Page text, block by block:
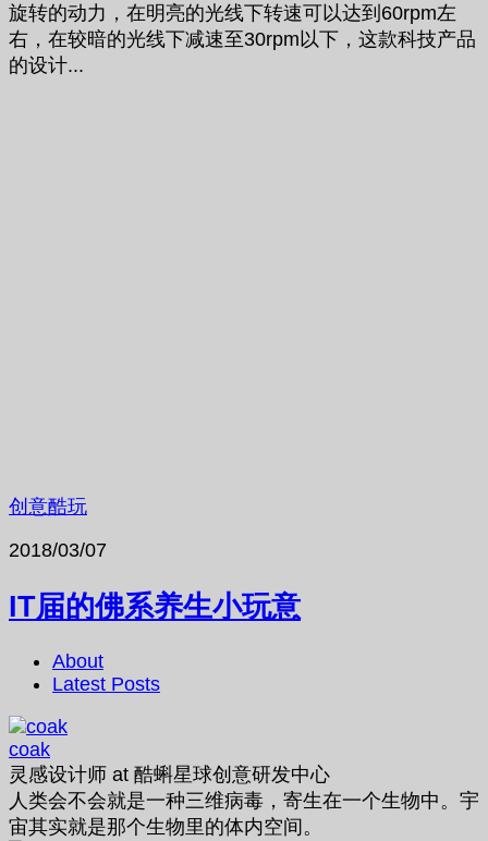
旋转的动力，在明亮的光线下转速可以达到60rpm左
右，在较暗的光线下减速至30rpm以下，这款科技产品
的设计...
创意酷玩
2018/03/07
IT届的佛系养生小玩意
About
Latest Posts
coak
灵感设计师 at 酷蝌星球创意研发中心
人类会不会就是一种三维病毒，寄生在一个生物中。宇
宙其实就是那个生物里的体内空间。